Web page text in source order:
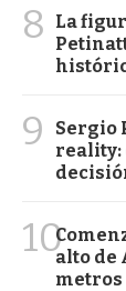
8
La
9
Sergio
reality:
10alto de
metros